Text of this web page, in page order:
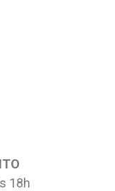
18h